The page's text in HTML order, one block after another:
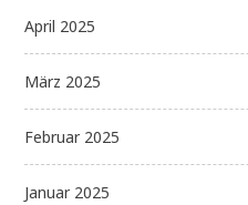
April 2025
März 2025
Februar 2025
Januar 2025